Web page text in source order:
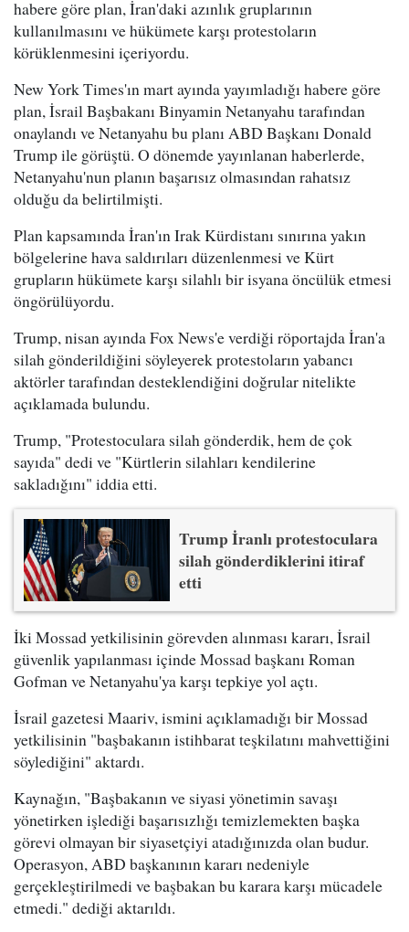
habere göre plan, İran'daki azınlık gruplarının
kullanılmasını ve hükümete karşı protestoların
körüklenmesini içeriyordu.
New York Times'ın mart ayında yayımladığı habere göre
plan, İsrail Başbakanı Binyamin Netanyahu tarafından
onaylandı ve Netanyahu bu planı ABD Başkanı Donald
Trump ile görüştü. O dönemde yayınlanan haberlerde,
Netanyahu'nun planın başarısız olmasından rahatsız
olduğu da belirtilmişti.
Plan kapsamında İran'ın Irak Kürdistanı sınırına yakın
bölgelerine hava saldırıları düzenlenmesi ve Kürt
grupların hükümete karşı silahlı bir isyana öncülük etmesi
öngörülüyordu.
Trump, nisan ayında Fox News'e verdiği röportajda İran'a
silah gönderildiğini söyleyerek protestoların yabancı
aktörler tarafından desteklendiğini doğrular nitelikte
açıklamada bulundu.
Trump, "Protestoculara silah gönderdik, hem de çok
sayıda" dedi ve "Kürtlerin silahları kendilerine
sakladığını" iddia etti.
Trump İranlı protestoculara
silah gönderdiklerini itiraf
etti
İki Mossad yetkilisinin görevden alınması kararı, İsrail
güvenlik yapılanması içinde Mossad başkanı Roman
Gofman ve Netanyahu'ya karşı tepkiye yol açtı.
İsrail gazetesi Maariv, ismini açıklamadığı bir Mossad
yetkilisinin "başbakanın istihbarat teşkilatını mahvettiğini
söylediğini" aktardı.
Kaynağın, "Başbakanın ve siyasi yönetimin savaşı
yönetirken işlediği başarısızlığı temizlemekten başka
görevi olmayan bir siyasetçiyi atadığınızda olan budur.
Operasyon, ABD başkanının kararı nedeniyle
gerçekleştirilmedi ve başbakan bu karara karşı mücadele
etmedi." dediği aktarıldı.